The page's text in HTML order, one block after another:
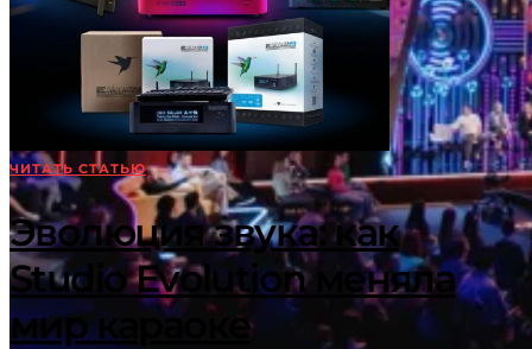
ЧИТАТЬ СТАТЬЮ
Эволюция звука: как
Studio Evolution меняла
мир караоке